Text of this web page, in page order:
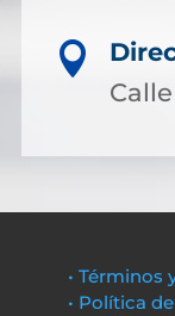

• Términos
• Política